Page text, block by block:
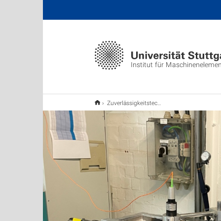
Institut für
Zuverlässigkeitstechnik